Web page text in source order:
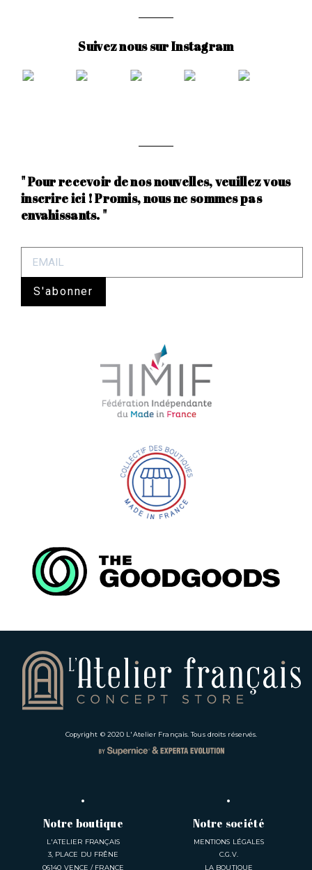
Suivez nous sur Instagram
" Pour recevoir de nos nouvelles, veuillez vous
inscrire ici ! Promis, nous ne sommes pas
envahissants. "
S'abonner
Copyright © 2020 L'Atelier Français. Tous droits réservés.
Notre boutique
L'ATELIER FRANÇAIS
3, PLACE DU FRÊNE
06140 VENCE / FRANCE
Notre société
MENTIONS LÉGALES
C.G.V.
LA BOUTIQUE